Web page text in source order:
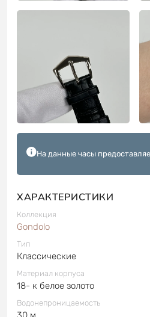
На данные часы
ХАРАКТЕРИСТИКИ
Коллекция
Gondolo
Тип
Классические
Материал корпуса
18- к белое золото
Водонепроницаемость